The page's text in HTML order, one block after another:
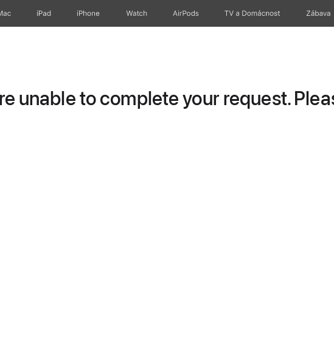
iPad iPhone Watch AirPods TV a Domácnost Zábava
unable to complete your request.